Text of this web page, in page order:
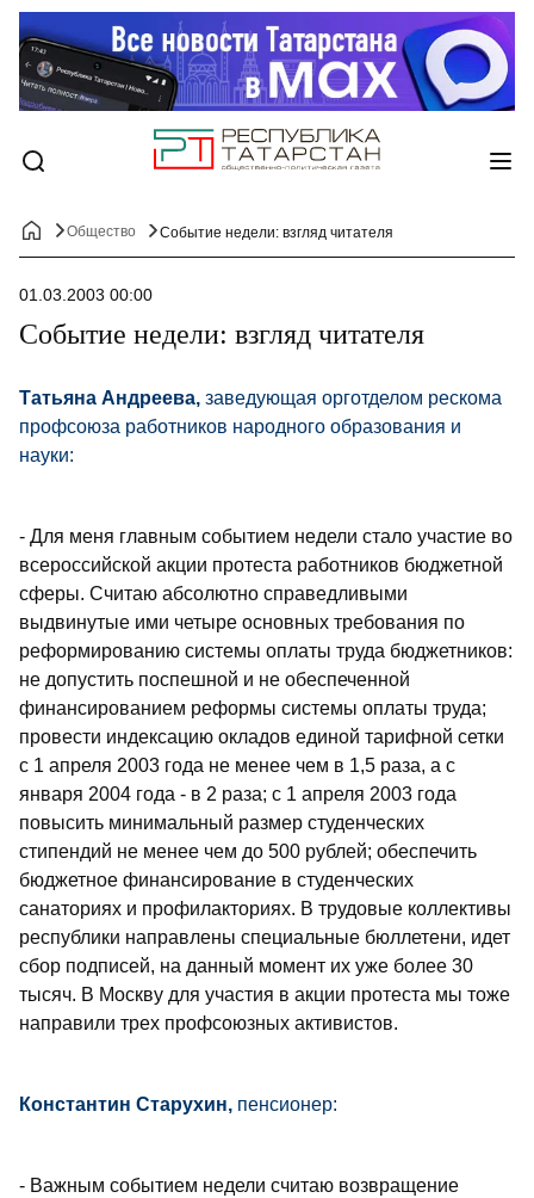
Общество Событие недели: взгляд читателя
01.03.2003 00:00
Событие недели: взгляд читателя
Татьяна Андреева, заведующая орготделом рескома
профсоюза работников народного образования и
науки:
- Для меня главным событием недели стало участие во
всероссийской акции протеста работников бюджетной
сферы. Считаю абсолютно справедливыми
выдвинутые ими четыре основных требования по
реформированию системы оплаты труда бюджетников:
не допустить поспешной и не обеспеченной
финансированием реформы системы оплаты труда;
провести индексацию окладов единой тарифной сетки
с 1 апреля 2003 года не менее чем в 1,5 раза, а с
января 2004 года - в 2 раза; с 1 апреля 2003 года
повысить минимальный размер студенческих
стипендий не менее чем до 500 рублей; обеспечить
бюджетное финансирование в студенческих
санаториях и профилакториях. В трудовые коллективы
республики направлены специальные бюллетени, идет
сбор подписей, на данный момент их уже более 30
тысяч. В Москву для участия в акции протеста мы тоже
направили трех профсоюзных активистов.
Константин Старухин, пенсионер:
- Важным событием недели считаю возвращение